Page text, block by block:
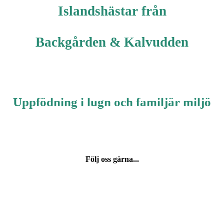
Islandshästar från
Backgården & Kalvudden
Uppfödning i lugn och familjär miljö
Följ oss gärna...